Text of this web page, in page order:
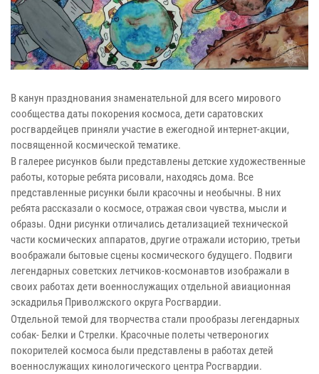
В канун празднования знаменательной для всего мирового
сообщества даты покорения космоса, дети саратовских
росгвардейцев приняли участие в ежегодной интернет-акции,
посвященной космической тематике.
В галерее рисунков были представлены детские художественные
работы, которые ребята рисовали, находясь дома. Все
представленные рисунки были красочны и необычны. В них
ребята рассказали о космосе, отражая свои чувства, мысли и
образы. Одни рисунки отличались детализацией технической
части космических аппаратов, другие отражали историю, третьи
воображали бытовые сцены космического будущего. Подвиги
легендарных советских летчиков-космонавтов изображали в
своих работах дети военнослужащих отдельной авиационная
эскадрилья Приволжского округа Росгвардии.
Отдельной темой для творчества стали прообразы легендарных
собак- Белки и Стрелки. Красочные полеты четвероногих
покорителей космоса были представлены в работах детей
военнослужащих кинологического центра Росгвардии.